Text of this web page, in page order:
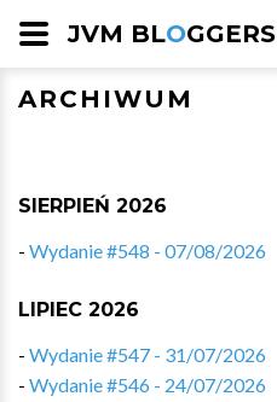
JVM BLOGGERS
ARCHIWUM
SIERPIEŃ 2026
- Wydanie #548 - 07/08/2026
LIPIEC 2026
- Wydanie #547 - 31/07/2026
- Wydanie #546 - 24/07/2026